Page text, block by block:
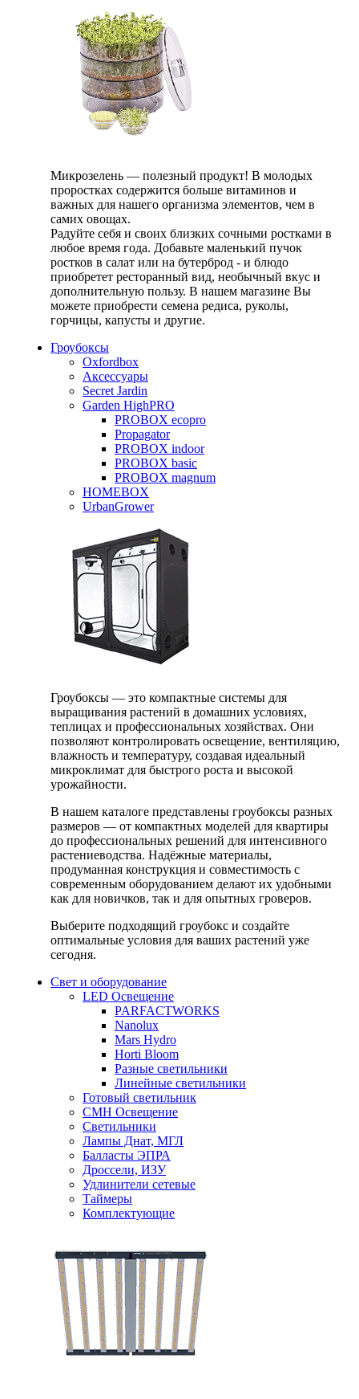
Микрозелень — полезный продукт! В молодых
проростках содержится больше витаминов и
важных для нашего организма элементов, чем в
самих овощах.
Радуйте себя и своих близких сочными ростками в
любое время года. Добавьте маленький пучок
ростков в салат или на бутерброд - и блюдо
приобретет ресторанный вид, необычный вкус и
дополнительную пользу. В нашем магазине Вы
можете приобрести семена редиса, руколы,
горчицы, капусты и другие.
Гроубоксы
Oxfordbox
Аксессуары
Secret Jardin
Garden HighPRO
PROBOX ecopro
Propagator
PROBOX indoor
PROBOX basic
PROBOX magnum
HOMEBOX
UrbanGrower
Гроубоксы — это компактные системы для
выращивания растений в домашних условиях,
теплицах и профессиональных хозяйствах. Они
позволяют контролировать освещение, вентиляцию,
влажность и температуру, создавая идеальный
микроклимат для быстрого роста и высокой
урожайности.
В нашем каталоге представлены гроубоксы разных
размеров — от компактных моделей для квартиры
до профессиональных решений для интенсивного
растениеводства. Надёжные материалы,
продуманная конструкция и совместимость с
современным оборудованием делают их удобными
как для новичков, так и для опытных гроверов.
Выберите подходящий гроубокс и создайте
оптимальные условия для ваших растений уже
сегодня.
Свет и оборудование
LED Освещение
PARFACTWORKS
Nanolux
Mars Hydro
Horti Bloom
Разные светильники
Линейные светильники
Готовый светильник
CMH Освещение
Светильники
Лампы Днат, МГЛ
Балласты ЭПРА
Дроссели, ИЗУ
Удлинители сетевые
Таймеры
Комплектующие